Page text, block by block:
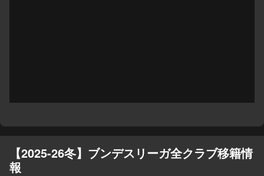
【2025-26冬】ブンデスリーガ全クラブ移籍情
報